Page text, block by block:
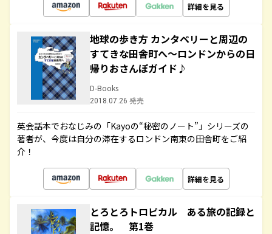
詳細を見る
地球の歩き方 カンタベリーと周辺の
すてきな田舎町へ～ロンドンからの日
帰りおさんぽガイド♪
D-Books
2018.07.26 発売
英会話本でおなじみの「Kayoの“秘密のノート”」シリーズの
著者が、今度は自分の滞在するロンドン南東の田舎町をご紹
介！
詳細を見る
とろとろトロピカル ある旅の記録と
記憶。 第1巻